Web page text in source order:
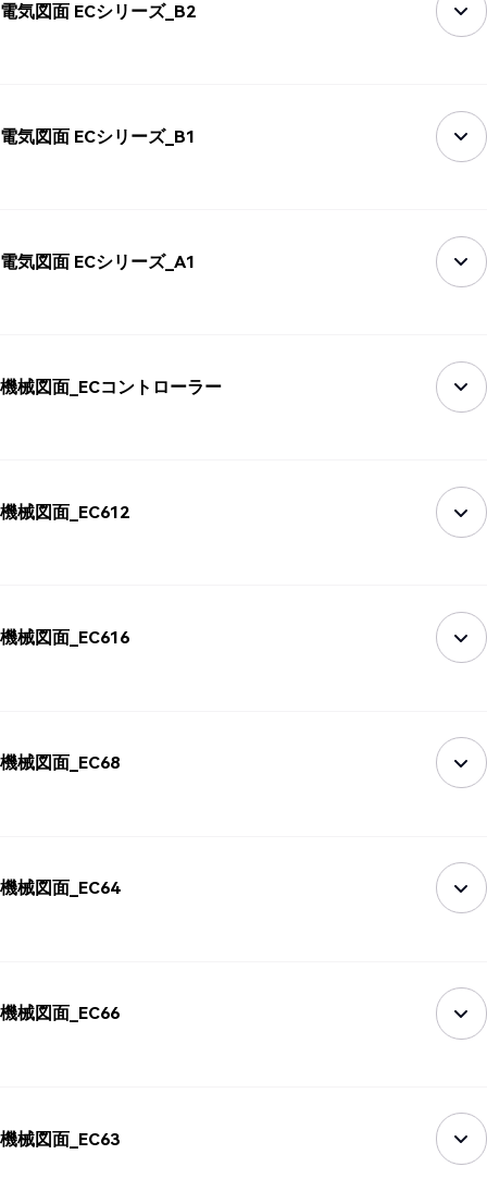
電気図面 ECシリーズ_B2
電気図面 ECシリーズ_B1
電気図面 ECシリーズ_A1
機械図面_ECコントローラー
機械図面_EC612
機械図面_EC616
機械図面_EC68
機械図面_EC64
機械図面_EC66
機械図面_EC63